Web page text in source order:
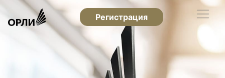
Регистрация